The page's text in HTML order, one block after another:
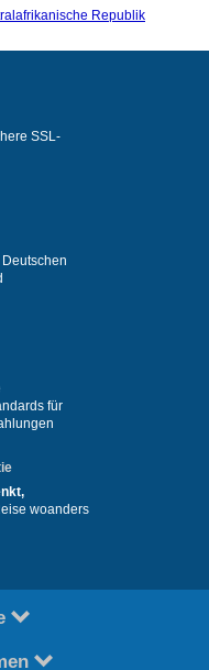
Republik
SSL-
für
woanders